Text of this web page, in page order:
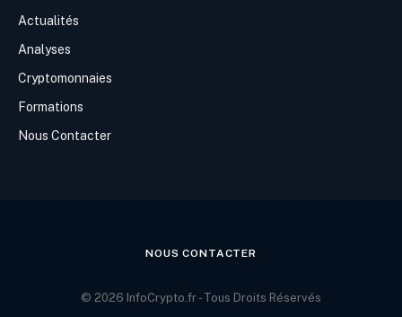
Actualités
Analyses
Cryptomonnaies
Formations
Nous Contacter
NOUS CONTACTER
© 2026 InfoCrypto.fr - Tous Droits Réservés